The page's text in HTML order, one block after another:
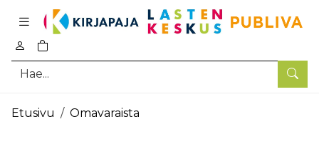
Hae
0
tuotetta ostoskorissa
Pääsisältö
Etusivu Omavaraista